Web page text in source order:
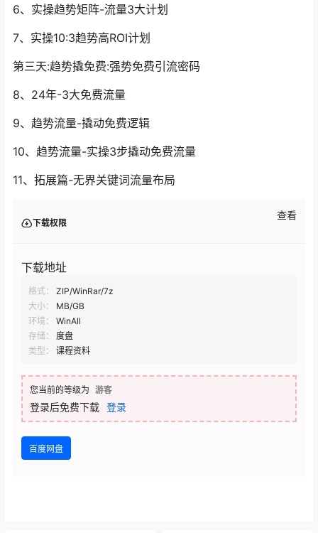
6、实操趋势矩阵-流量3大计划
7、实操10:3趋势高ROI计划
第三天:趋势撬免费:强势免费引流密码
8、24年-3大免费流量
9、趋势流量-撬动免费逻辑
10、趋势流量-实操3步撬动免费流量
11、拓展篇-无界关键词流量布局
下载权限
查看
下载地址
格式：
ZIP/WinRar/7z
大小：
MB/GB
环境：
WinAll
存储：
度盘
类型：
课程资料
您当前的等级为 游客
登录后免费下载 登录
百度网盘